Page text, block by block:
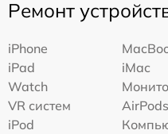
Ремонт
iPhone
iPad
iMac
Watch
VR систем
AirPods
iPod